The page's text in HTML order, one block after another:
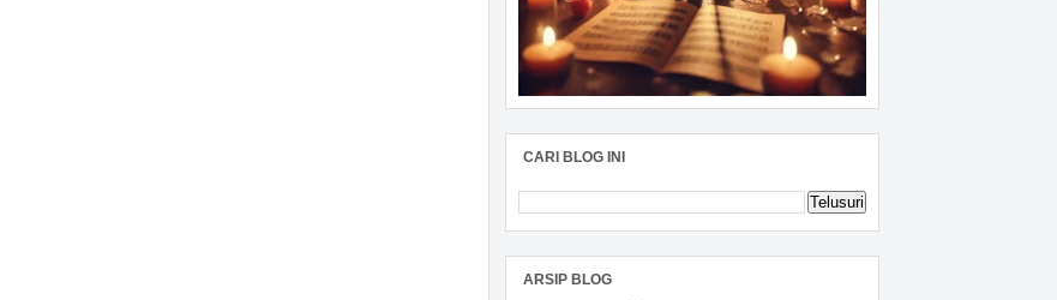
CARI BLOG INI
ARSIP BLOG